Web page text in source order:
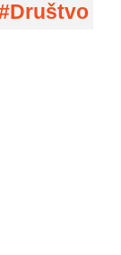
Društvo